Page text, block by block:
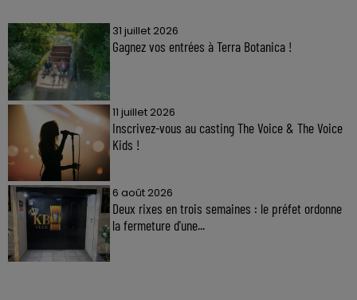
31 juillet 2026
Gagnez vos entrées à Terra Botanica !
11 juillet 2026
Inscrivez-vous au casting The Voice & The Voice
Kids !
6 août 2026
Deux rixes en trois semaines : le préfet ordonne
la fermeture d'une...